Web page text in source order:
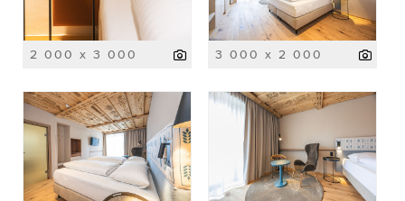
2 000 x 3 000 3 000 x 2 000